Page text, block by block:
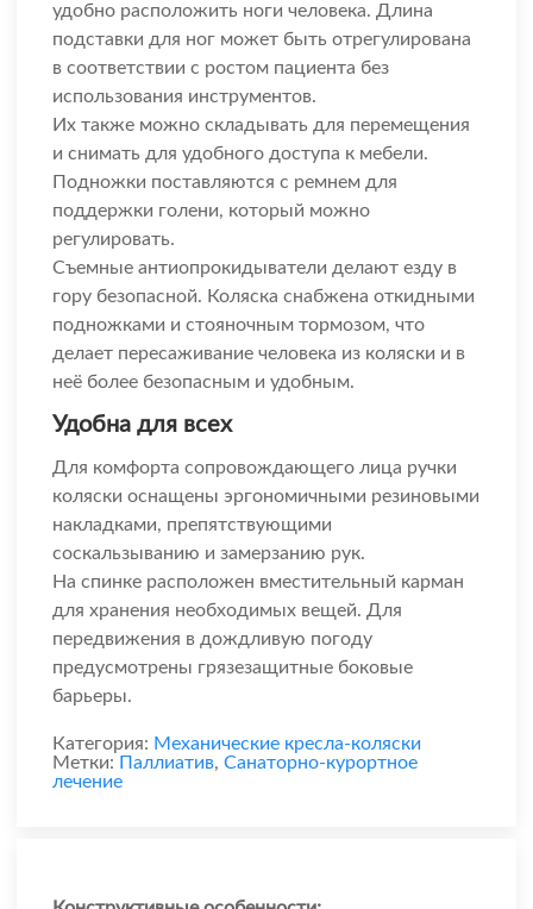
удобно расположить ноги человека. Длина
подставки для ног может быть отрегулирована
в соответствии с ростом пациента без
использования инструментов.
Их также можно складывать для перемещения
и снимать для удобного доступа к мебели.
Подножки поставляются с ремнем для
поддержки голени, который можно
регулировать.
Съемные антиопрокидыватели делают езду в
гору безопасной. Коляска снабжена откидными
подножками и стояночным тормозом, что
делает пересаживание человека из коляски и в
неё более безопасным и удобным.
Удобна для всех
Для комфорта сопровождающего лица ручки
коляски оснащены эргономичными резиновыми
накладками, препятствующими
соскальзыванию и замерзанию рук.
На спинке расположен вместительный карман
для хранения необходимых вещей. Для
передвижения в дождливую погоду
предусмотрены грязезащитные боковые
барьеры.
Категория: Механические кресла-коляски
Метки: Паллиатив, Санаторно-курортное
лечение